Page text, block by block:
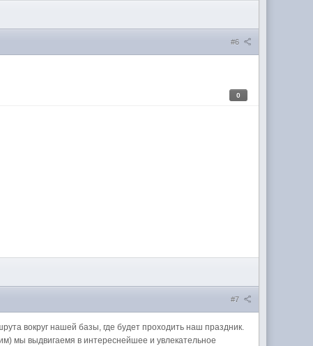
#6
0
#7
вокруг нашей базы, где будет проходить наш праздник.
мы выдвигаемя в интереснейшее и увлекательное